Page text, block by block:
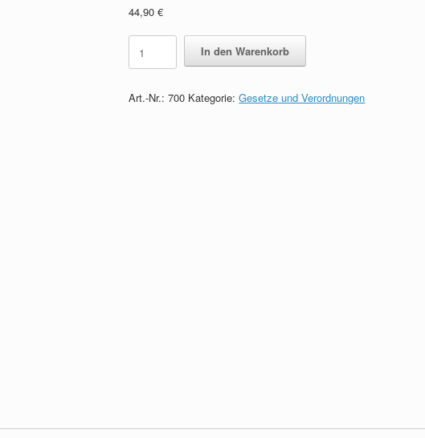
44,90€
Gesetzestexte
zum
Restaurantmeister
In den Warenkorb
Art.-Nr.:700 Kategorie:Gesetze und Verordnungen